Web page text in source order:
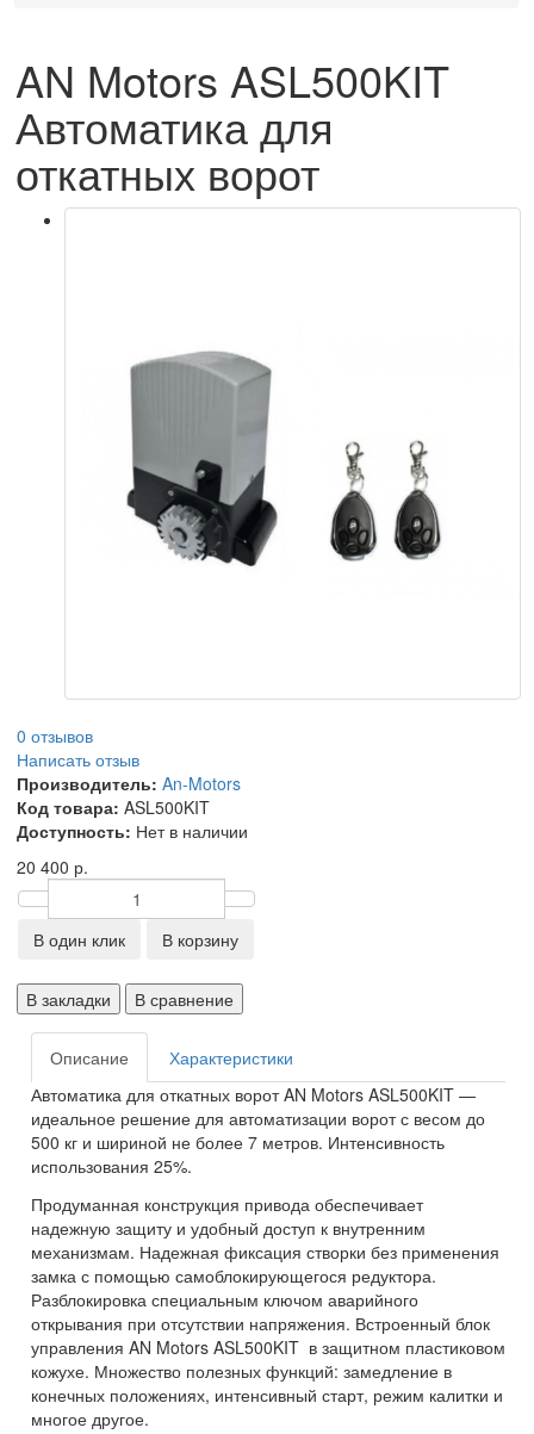
AN Motors ASL500KIT
Автоматика для
откатных ворот
0 отзывов
Написать отзыв
Производитель: An-Motors
Код товара: ASL500KIT
Доступность: Нет в наличии
20 400 р.
В один клик В корзину
В закладки В сравнение
Описание
Характеристики
Автоматика для откатных воротAN Motors ASL500KIT —
идеальное решение для автоматизации ворот с весом до
500 кг и шириной не более 7 метров. Интенсивность
использования 25%.
Продуманная конструкция привода обеспечивает
надежную защиту и удобный доступ к внутренним
механизмам. Надежная фиксация створки без применения
замка с помощью самоблокирующегося редуктора.
Разблокировка специальным ключом аварийного
открывания при отсутствии напряжения. Встроенный блок
управления AN Motors ASL500KIT в защитном пластиковом
кожухе. Множество полезных функций: замедление в
конечных положениях, интенсивный старт, режим калитки и
многое другое.